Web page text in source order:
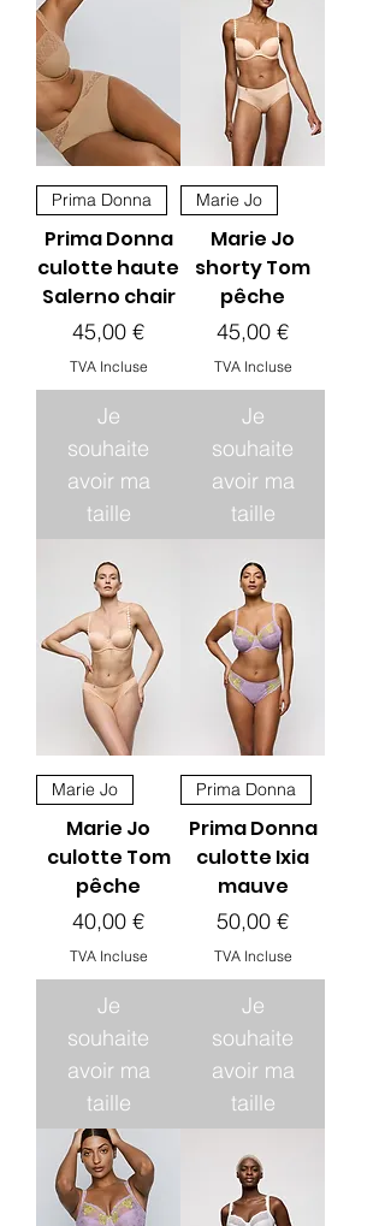
Prima Donna
Prima Donna
culotte haute
Salerno chair
Prix
45,00 €
TVA Incluse
Je
souhaite
avoir ma
taille
Marie Jo
Marie Jo
shorty Tom
pêche
Prix
45,00 €
TVA Incluse
Je
souhaite
avoir ma
taille
Marie Jo
Marie Jo
culotte Tom
pêche
Prix
40,00 €
TVA Incluse
Je
souhaite
avoir ma
taille
Prima Donna
Prima Donna
culotte Ixia
mauve
Prix
50,00 €
TVA Incluse
Je
souhaite
avoir ma
taille